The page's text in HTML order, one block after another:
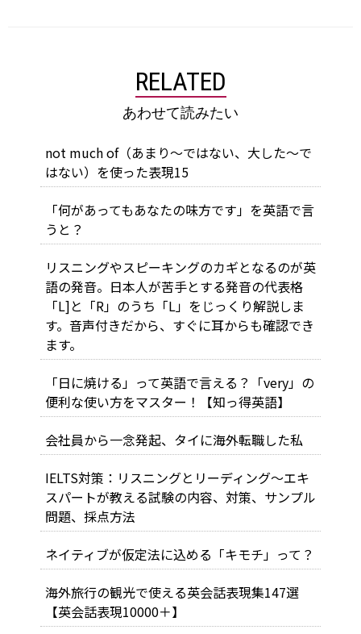
RELATED
あわせて読みたい
not much of（あまり～ではない、大した～で
はない）を使った表現15
「何があってもあなたの味方です」を英語で言
うと？
リスニングやスピーキングのカギとなるのが英
語の発音。日本人が苦手とする発音の代表格
「L]と「R」のうち「L」をじっくり解説しま
す。音声付きだから、すぐに耳からも確認でき
ます。
「日に焼ける」って英語で言える？「very」の
便利な使い方をマスター！【知っ得英語】
会社員から一念発起、タイに海外転職した私
IELTS対策：リスニングとリーディング～エキ
スパートが教える試験の内容、対策、サンプル
問題、採点方法
ネイティブが仮定法に込める「キモチ」って？
海外旅行の観光で使える英会話表現集147選
【英会話表現10000＋】